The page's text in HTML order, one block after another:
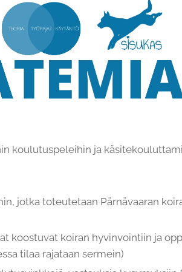
koulutuspeleihin ja
jotka toteutetaan Pärnävaaran
koostuvat koiran hyvinvointiin ja
tilaa rajataan sermein)